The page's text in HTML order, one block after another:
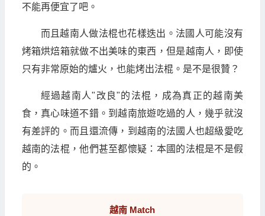
不能再便宜了吧。
而且越南人做法棍也花樣迭出。法國人可能沒有
烤箱烘焙箱就做不出美味的東西，但是越南人，即使
只有非常原始的爐火，也能烤出法棍。是不是很贊？
經過越南人"改良"的法棍，成為真正的越南美
食，真心味道不錯。到越南旅遊吃過的人，幾乎就沒
有差評的。而且還流傳，到越南的法國人也超級愛吃
越南的法棍，他們甚至都懷疑：本國的法棍是不是假
的。
越南 Match